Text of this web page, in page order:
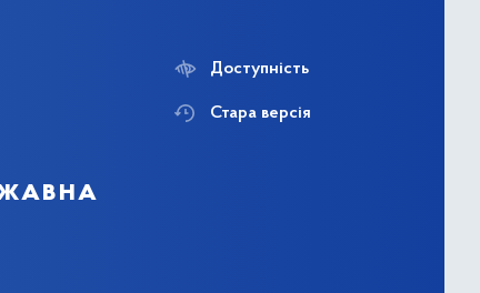
Доступність
Стара версія